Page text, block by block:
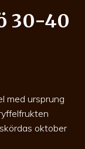
30-40
med ursprung
oktober